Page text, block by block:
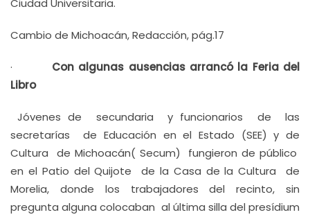
Ciudad Universitaria.
Cambio de Michoacán, Redacción, pág.17
· Con algunas ausencias arrancó la Feria del
Libro
Jóvenes de secundaria y funcionarios de las
secretarías de Educación en el Estado (SEE) y de
Cultura de Michoacán( Secum) fungieron de público
en el Patio del Quijote de la Casa de la Cultura de
Morelia, donde los trabajadores del recinto, sin
pregunta alguna colocaban al última silla del presídium